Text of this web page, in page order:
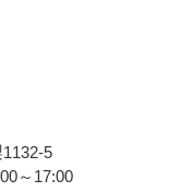
5
～17:00